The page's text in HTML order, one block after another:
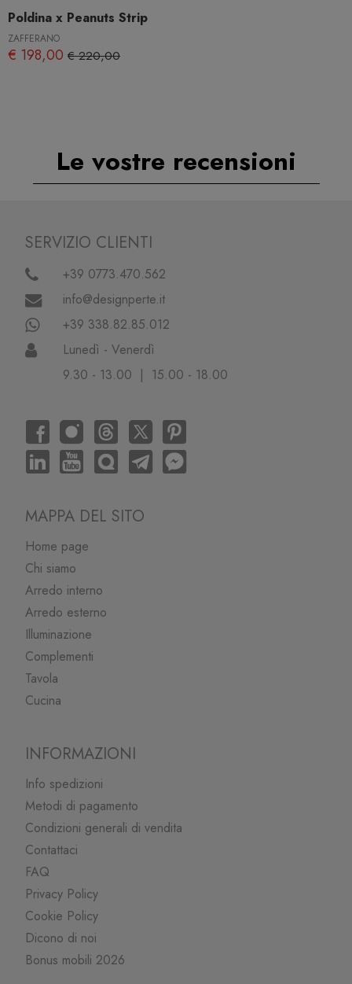
Poldina x Peanuts Strip
ZAFFERANO
€ 198,00 € 220,00
Le vostre recensioni
SERVIZIO CLIENTI
+39 0773.470.562
info@designperte.it
+39 338.82.85.012
Lunedì - Venerdì
9.30 - 13.00 | 15.00 - 18.00
MAPPA DEL SITO
Home page
Chi siamo
Arredo interno
Arredo esterno
Illuminazione
Complementi
Tavola
Cucina
INFORMAZIONI
Info spedizioni
Metodi di pagamento
Condizioni generali di vendita
Contattaci
FAQ
Privacy Policy
Cookie Policy
Dicono di noi
Bonus mobili 2026